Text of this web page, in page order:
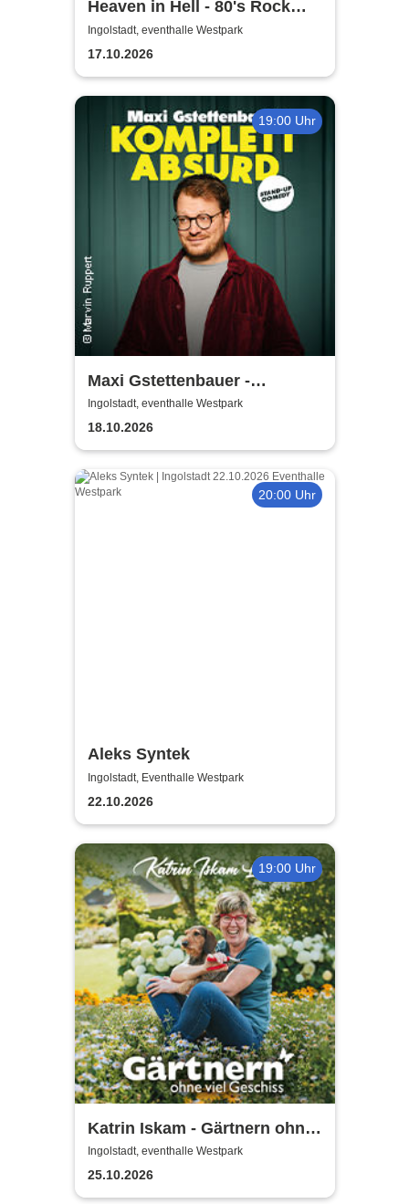
Heaven in Hell - 80's Rock
Live
Ingolstadt, eventhalle Westpark
17.10.2026
19:00 Uhr
Maxi Gstettenbauer -
KOMPLETT ABSURD
Ingolstadt, eventhalle Westpark
18.10.2026
20:00 Uhr
Aleks Syntek
Ingolstadt, Eventhalle Westpark
22.10.2026
19:00 Uhr
Katrin Iskam - Gärtnern ohne
viel Geschiss
Ingolstadt, eventhalle Westpark
25.10.2026